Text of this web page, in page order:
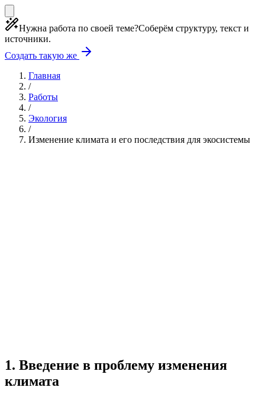
Нужна работа по своей теме?Соберём структуру, текст и
источники.
Создать такую же
Главная
/
Работы
/
Экология
/
Изменение климата и его последствия для экосистемы
1. Введение в проблему изменения
климата